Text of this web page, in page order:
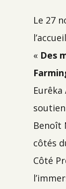
Le 27
« Des
Benoît
côtés
Côté